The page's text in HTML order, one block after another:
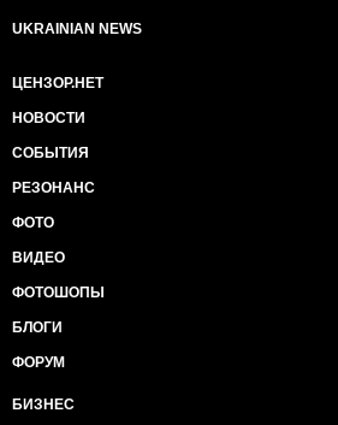
UKRAINIAN NEWS
ЦЕНЗОР.НЕТ
НОВОСТИ
СОБЫТИЯ
РЕЗОНАНС
ФОТО
ВИДЕО
ФОТОШОПЫ
БЛОГИ
ФОРУМ
БИЗНЕС